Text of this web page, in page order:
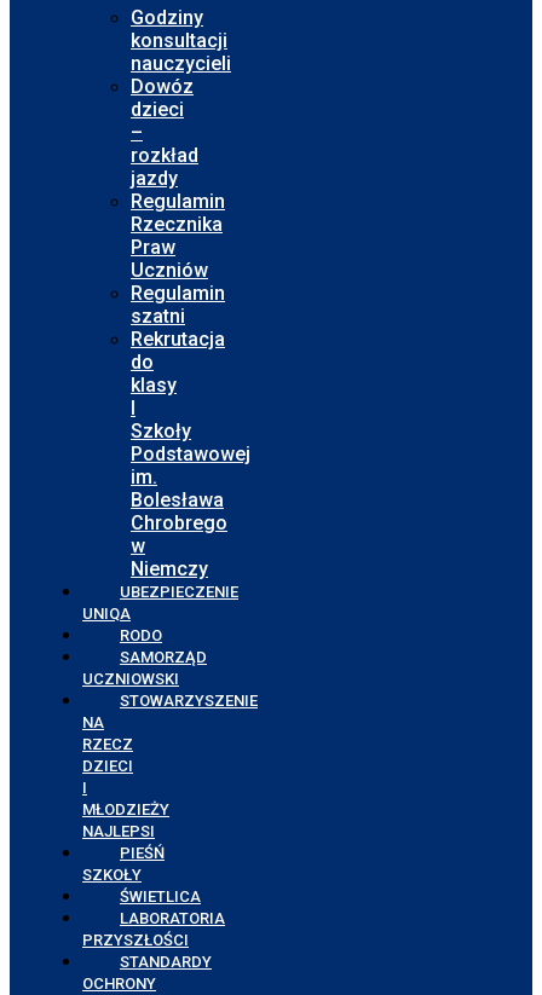
Godziny
konsultacji
nauczycieli
Dowóz
dzieci
–
rozkład
jazdy
Regulamin
Rzecznika
Praw
Uczniów
Regulamin
szatni
Rekrutacja
do
klasy
I
Szkoły
Podstawowej
im.
Bolesława
Chrobrego
w
Niemczy
UBEZPIECZENIE
UNIQA
RODO
SAMORZĄD
UCZNIOWSKI
STOWARZYSZENIE
NA
RZECZ
DZIECI
I
MŁODZIEŻY
NAJLEPSI
PIEŚŃ
SZKOŁY
ŚWIETLICA
LABORATORIA
PRZYSZŁOŚCI
STANDARDY
OCHRONY